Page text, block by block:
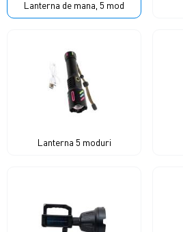
Lanterna de mana, 5 mod
Lanterna 5 moduri